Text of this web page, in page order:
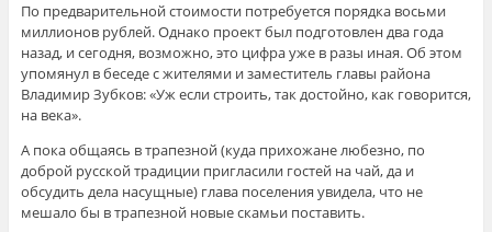
По предварительной стоимости потребуется порядка восьми
миллионов рублей. Однако проект был подготовлен два года
назад, и сегодня, возможно, это цифра уже в разы иная. Об этом
упомянул в беседе с жителями и заместитель главы района
Владимир Зубков: «Уж если строить, так достойно, как говорится,
на века».
А пока общаясь в трапезной (куда прихожане любезно, по
доброй русской традиции пригласили гостей на чай, да и
обсудить дела насущные) глава поселения увидела, что не
мешало бы в трапезной новые скамьи поставить.